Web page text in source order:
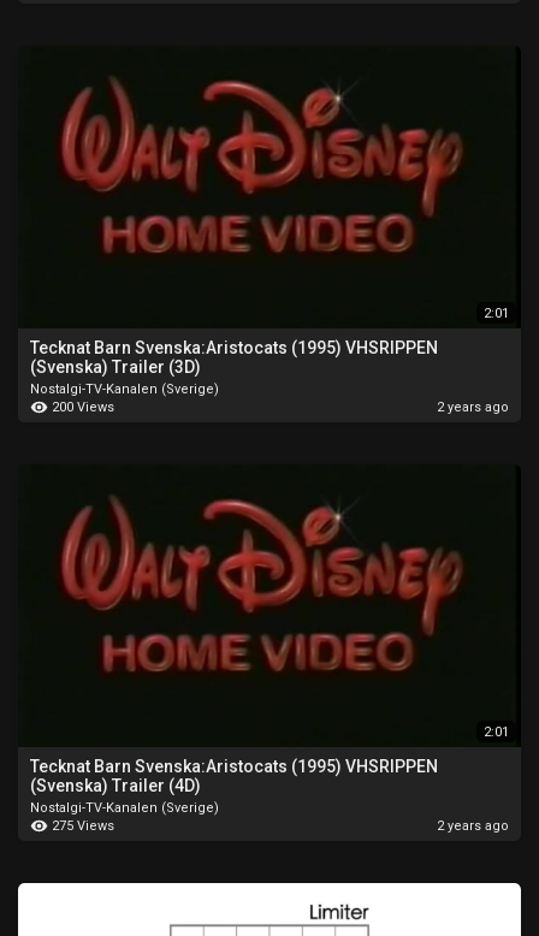
2:01
Tecknat Barn Svenska:Aristocats (1995) VHSRIPPEN
(Svenska) Trailer (3D)
Nostalgi-TV-Kanalen (Sverige)
200 Views
2 years ago
2:01
Tecknat Barn Svenska:Aristocats (1995) VHSRIPPEN
(Svenska) Trailer (4D)
Nostalgi-TV-Kanalen (Sverige)
275 Views
2 years ago